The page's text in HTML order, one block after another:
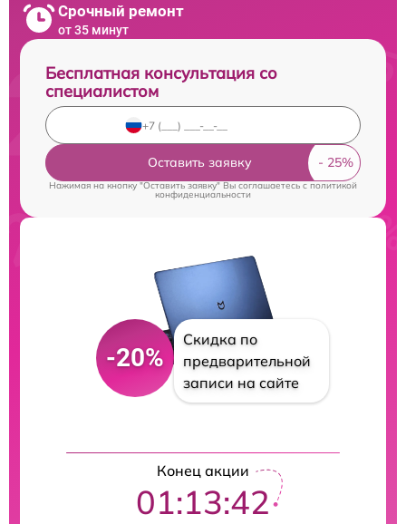
Срочный ремонт
от 35 минут
Бесплатная консультация со
специалистом
Оставить заявку
Нажимая на кнопку "Оставить заявку" Вы соглашаетесь c политикой
конфиденциальности
-20%
Скидка по
предварительной
записи на сайте
Конец акции
01:13:41